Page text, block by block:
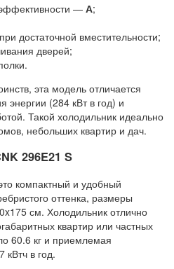
— А;
достаточной вместительности;
дверей;
эта модель отличается
энергии (284 кВт в год) и
Такой холодильник идеально
небольших квартир и дач.
296E21 S
компактный и удобный
оттенка, размеры
см. Холодильник отлично
квартир или частных
60.6 кг и приемлемая
в год.